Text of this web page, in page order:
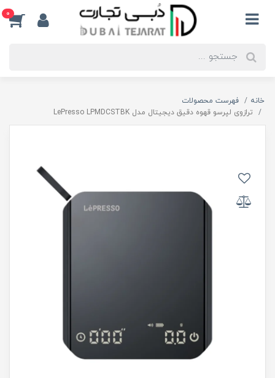
0
خانه
فهرست محصولات
ترازوی لپرسو قهوه دقیق دیجیتال مدل LePresso LPMDCSTBK